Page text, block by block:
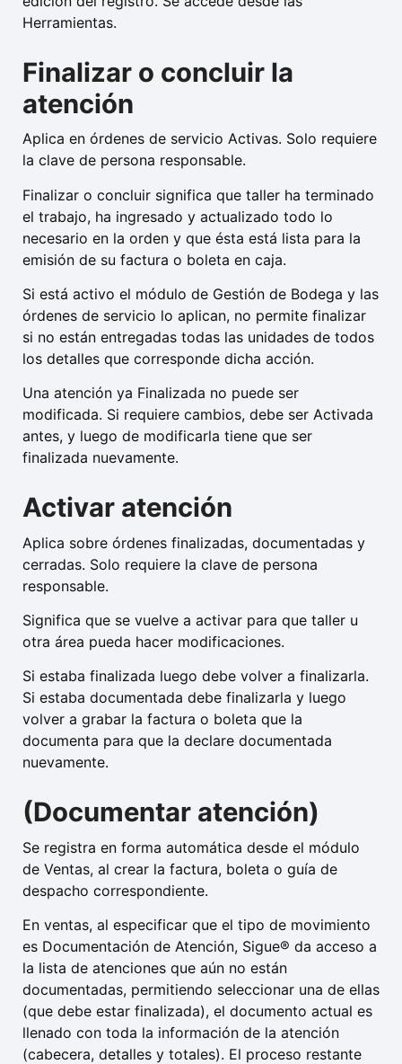
Herramientas.
Finalizar o concluir la
atención
Aplica en órdenes de servicio Activas. Solo requiere
la clave de persona responsable.
Finalizar o concluir significa que taller ha terminado
el trabajo, ha ingresado y actualizado todo lo
necesario en la orden y que ésta está lista para la
emisión de su factura o boleta en caja.
Si está activo el módulo de Gestión de Bodega y las
órdenes de servicio lo aplican, no permite finalizar
si no están entregadas todas las unidades de todos
los detalles que corresponde dicha acción.
Una atención ya Finalizada no puede ser
modificada. Si requiere cambios, debe ser Activada
antes, y luego de modificarla tiene que ser
finalizada nuevamente.
Activar atención
Aplica sobre órdenes finalizadas, documentadas y
cerradas. Solo requiere la clave de persona
responsable.
Significa que se vuelve a activar para que taller u
otra área pueda hacer modificaciones.
Si estaba finalizada luego debe volver a finalizarla.
Si estaba documentada debe finalizarla y luego
volver a grabar la factura o boleta que la
documenta para que la declare documentada
nuevamente.
(Documentar atención)
Se registra en forma automática desde el módulo
de Ventas, al crear la factura, boleta o guía de
despacho correspondiente.
En ventas, al especificar que el tipo de movimiento
es Documentación de Atención, Sigue® da acceso a
la lista de atenciones que aún no están
documentadas, permitiendo seleccionar una de ellas
(que debe estar finalizada), el documento actual es
llenado con toda la información de la atención
(cabecera, detalles y totales). El proceso restante